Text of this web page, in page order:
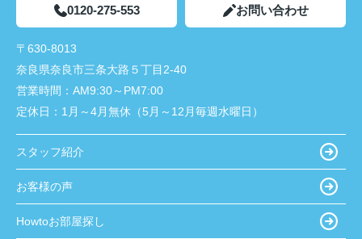
0120-275-553 お問い合わせ
〒630-8013
奈良県奈良市三条大路５丁目2-40
営業時間： AM9:30～PM7:00
定休日： 1月～4月無休（5月～12月毎週水曜日）
スタッフ紹介
お客様の声
Howtoお部屋探し